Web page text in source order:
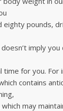
eighty pounds,
imply you
time for you. For
contains
may